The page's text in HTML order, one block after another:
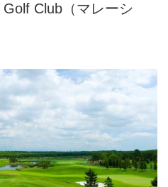
Golf Club（マレーシ